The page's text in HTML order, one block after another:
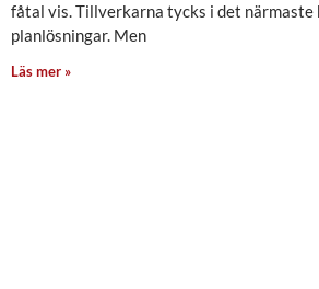
fåtal vis. Tillverkarna tycks i det närmaste
planlösningar. Men
Läs mer »